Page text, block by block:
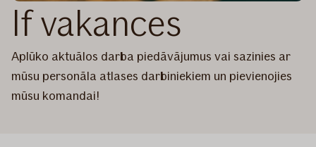
If vakances
Aplūko aktuālos darba piedāvājumus vai sazinies ar
mūsu personāla atlases darbiniekiem un pievienojies
mūsu komandai!